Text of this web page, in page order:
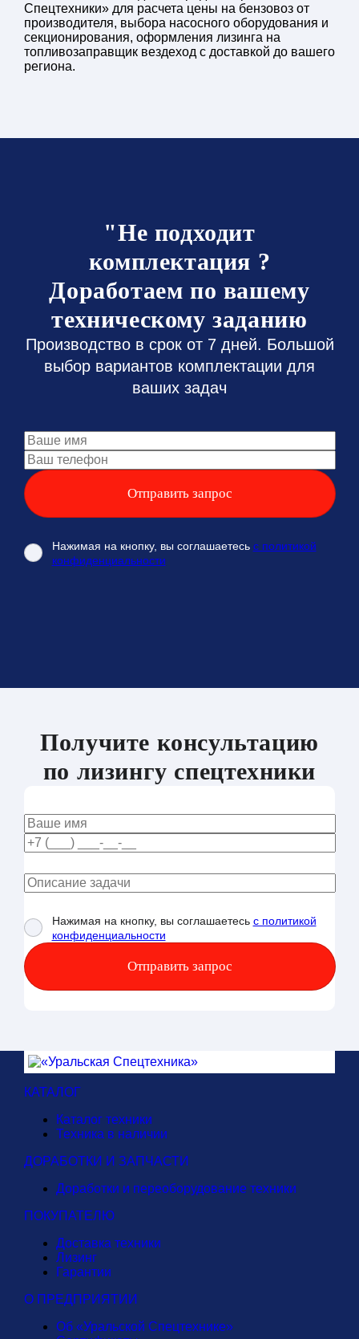
Спецтехники» для расчета цены на бензовоз от
производителя, выбора насосного оборудования и
секционирования, оформления лизинга на
топливозаправщик вездеход с доставкой до вашего
региона.
"Не подходит
комплектация ?
Доработаем по вашему
техническому заданию
Производство в срок от 7 дней. Большой
выбор вариантов комплектации для
ваших задач
Нажимая на кнопку, вы соглашаетесь с политикой
конфиденциальности
Получите консультацию
по лизингу спецтехники
Нажимая на кнопку, вы соглашаетесь с политикой
конфиденциальности
КАТАЛОГ
Каталог техники
Техника в наличии
ДОРАБОТКИ И ЗАПЧАСТИ
Доработки и переоборудование техники
ПОКУПАТЕЛЮ
Доставка техники
Лизинг
Гарантии
О ПРЕДПРИЯТИИ
Об «Уральской Спецтехнике»